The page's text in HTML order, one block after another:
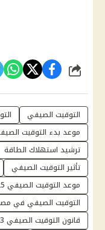
شارك
التوقيت الصيفي
موعد بدء التوقيت
ترشيد استهلاك الطاقة
تأثير التوقيت الصيفي
موعد التوقيت الصيفي 2025
التوقيت الصيفي في
قانون التوقيت الصيفي 2023